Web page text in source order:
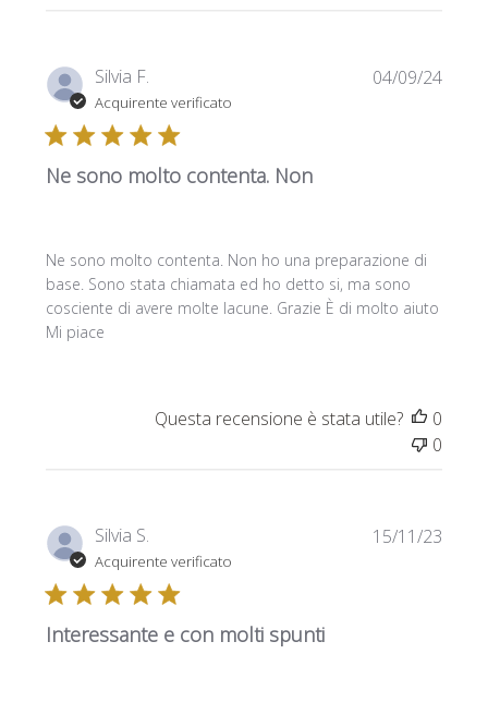
Silvia F.
Acquirente verificato
Ne sono molto contenta. Non
Ne sono molto contenta. Non ho una preparazione di
base. Sono stata chiamata ed ho detto si, ma sono
cosciente di avere molte lacune. Grazie È di molto aiuto
Mi piace
Data
04/09/24
Questa recensione è stata utile?
0
0
Silvia S.
Acquirente verificato
Interessante e con molti spunti
15/11/23